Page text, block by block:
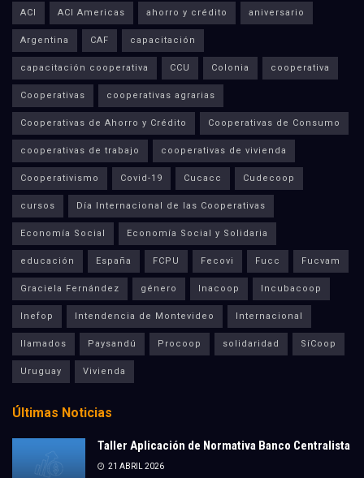
ACI ACI Americas ahorro y crédito aniversario
Argentina CAF capacitación
capacitación cooperativa CCU Colonia cooperativa
Cooperativas cooperativas agrarias
Cooperativas de Ahorro y Crédito Cooperativas de Consumo
cooperativas de trabajo cooperativas de vivienda
Cooperativismo Covid-19 Cucacc Cudecoop
cursos Día Internacional de las Cooperativas
Economía Social Economía Social y Solidaria
educación España FCPU Fecovi Fucc Fucvam
Graciela Fernández género Inacoop Incubacoop
Inefop Intendencia de Montevideo Internacional
llamados Paysandú Procoop solidaridad SíCoop
Uruguay Vivienda
Últimas Noticias
Taller Aplicación de Normativa Banco Centralista
21 ABRIL 2026